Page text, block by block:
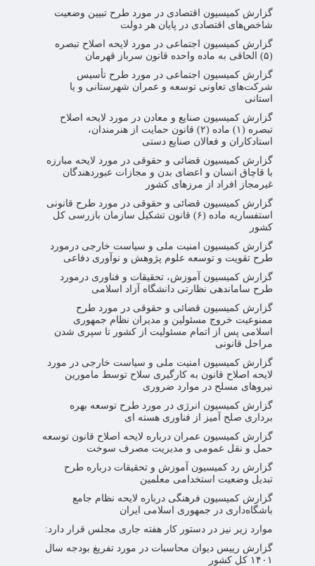
گزارش کمیسیون اقتصادی در مورد طرح تبیین وضعیت
شاخص‌های اقتصادی در پایان هر دولت
گزارش کمیسیون اجتماعی در مورد لایحه اصلاح تبصره
(۵) الحاقی به ماده واحده قانون سرباز قهرمان
گزارش کمیسیون اجتماعی در مورد طرح تأسیس
شرکت‌های تعاونی توسعه و عمران شهرستانی و یا
استانی
گزارش کمیسیون صنایع و معادن در مورد لایحه اصلاح
تبصره (۱) ماده (۲) قانون حمایت از هنرمندان،
استادکاران و فعالان صنایع دستی
گزارش کمیسیون قضائی و حقوقی در مورد لایحه مبارزه
با قاچاق انسان و اعضای بدن و مجازات عبوردهندگان
غیرمجاز افراد از مرزهای کشور
گزارش کمیسیون قضائی و حقوقی در مورد طرح قانونی
استفساریه ماده (۶) قانون تشکیل سازمان بازرسی کل
کشور
گزارش کمیسیون امنیت ملی و سیاست خارجی درمورد
طرح تقویت و توسعه علوم پژوهش و نوآوری دفاعی
گزارش کمیسیون آموزش، تحقیقات و فناوری درمورد
طرح ساماندهی نظارتی دانشگاه آزاد اسلامی
گزارش کمیسیون قضائی و حقوقی در مورد طرح
ممنوعیت خروج مسئولین و مدیران نظام جمهوری
اسلامی پس از اتمام مسئولیت از کشور تا سپری شدن
مراحل قانونی
گزارش کمیسیون امنیت ملی و سیاست خارجی در مورد
لایحه اصلاح قانون به کارگیری سلاح توسط مامورین
نیروهای مسلح در موارد ضروری
گزارش کمیسیون انرژی در مورد طرح توسعه بهره
برداری صلح آمیز از فناوری هسته ای
گزارش کمیسیون عمران درباره لایحه اصلاح قانون توسعه
حمل و نقل عمومی و مدیریت مصرف سوخت
گزارش رد کمیسیون آموزش و تحقیقات درباره طرح
تبدیل وضعیت استخدامی معلمین
گزارش کمیسیون فرهنگی درباره لایحه نظام جامع
باشگاه‌داری در جمهوری اسلامی ایران
موارد زیر نیز در دستور کار هفته جاری مجلس قرار دارد:
گزارش رییس دیوان محاسبات در مورد تفریغ بودجه سال
۱۴۰۱ کل کشور